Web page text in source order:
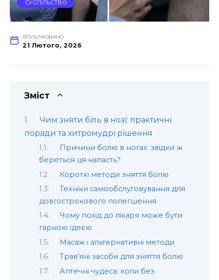
СУСПІЛЬСТВО
ОПУБЛІКОВАНО
21 Лютого, 2026
Зміст
Чим зняти біль в нозі: практичні
поради та хитромудрі рішення
Причини болю в ногах: звідки ж
береться ця напасть?
Короткі методи зняття болю
Техніки самообслуговування для
довгострокового полегшення
Чому похід до лікаря може бути
гарною ідеєю
Масаж і альтернативні методи
Трав’яні засоби для зняття болю
Аптечні чудеса: коли без